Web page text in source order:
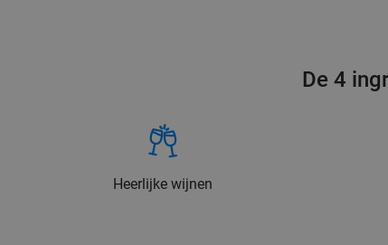
De 4
Heerlijke wijnen